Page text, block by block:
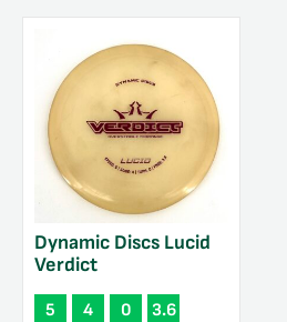
Dynamic Discs Lucid
Verdict
5 4 0 3.6